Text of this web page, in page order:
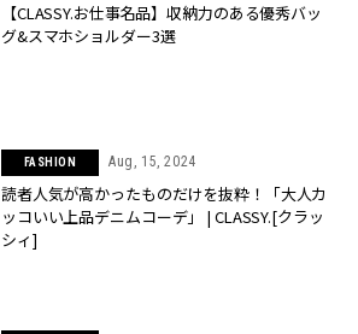
【CLASSY.お仕事名品】収納力のある優秀バッ
グ&スマホショルダー3選
FASHION Aug, 15, 2024
読者人気が高かったものだけを抜粋！「大人カ
ッコいい上品デニムコーデ」 | CLASSY.[クラッ
シィ]